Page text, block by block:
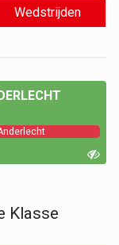
Wedstrijden
Klasse